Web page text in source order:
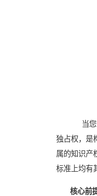
当您计
独占权，是
属的知识产
标准上均有
核心前